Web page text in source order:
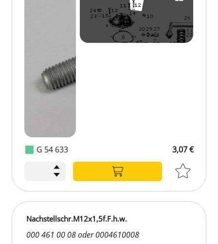
G 54 633 3,07 €
Nachstellschr.M12x1,5f.F.h.w.
000 461 00 08 oder 0004610008